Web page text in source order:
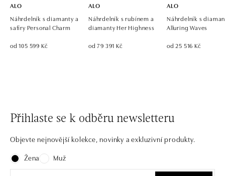
ALO
Náhrdelník s diamanty a
safíry Personal Charm
od 105 599 Kč
ALO
Náhrdelník s rubínem a
diamanty Her Highness
od 79 391 Kč
ALO
Náhrdelník s
Alluring Waves
od 25 516 Kč
Přihlaste se k odběru newsletteru
Objevte nejnovější kolekce, novinky a exkluzivní produkty.
Žena
Muž